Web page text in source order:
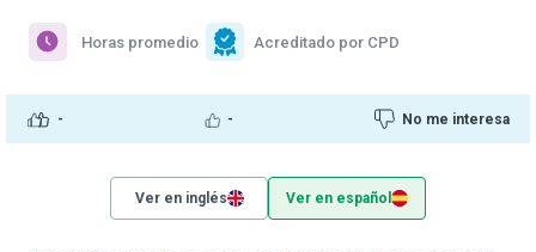
- - No me interesa
Horas promedio Acreditado por CPD
Ver en inglés Ver en español